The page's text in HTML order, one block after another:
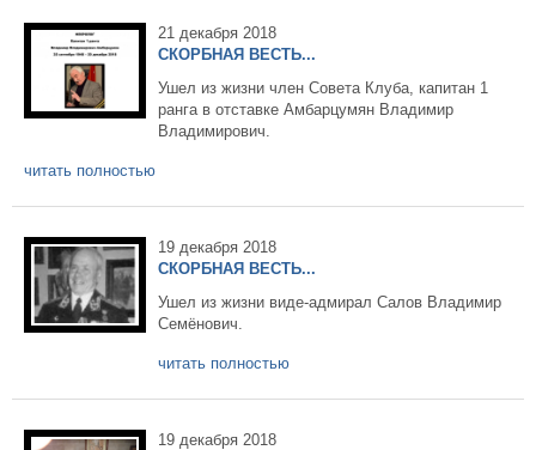
21 декабря 2018
СКОРБНАЯ ВЕСТЬ...
Ушел из жизни член Совета Клуба, капитан 1
ранга в отставке Амбарцумян Владимир
Владимирович.
читать полностью
19 декабря 2018
СКОРБНАЯ ВЕСТЬ...
Ушел из жизни виде-адмирал Салов Владимир
Семёнович.
читать полностью
19 декабря 2018